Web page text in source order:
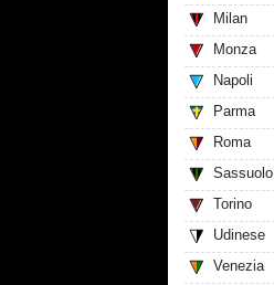
Milan
Monza
Napoli
Parma
Roma
Sassuolo
Torino
Udinese
Venezia